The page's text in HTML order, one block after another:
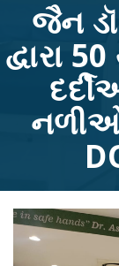
જૈન
દ્વારા